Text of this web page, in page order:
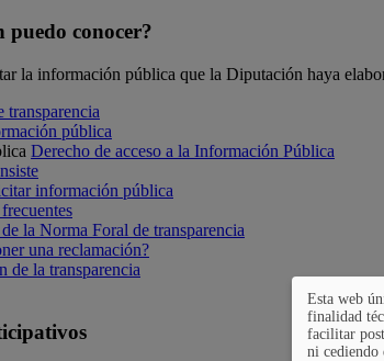
puedo conocer?
la información pública que la Diputación haya
transparencia
pública
Derecho de acceso a la Información Pública
información pública
la Norma Foral de transparencia
una reclamación?
de la transparencia
Esta web
finalidad
facilitar
ni cediendo